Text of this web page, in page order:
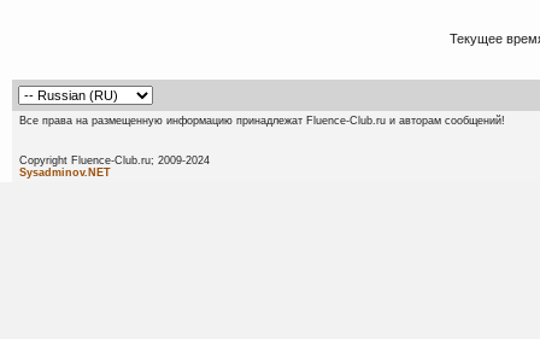
Текущее
Все права на размещенную информацию принадлежат Fluence-Club.ru и авторам сообщений!
Copyright Fluence-Club.ru;
Sysadminov.NET